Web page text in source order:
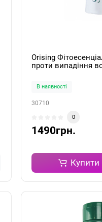
Orising
проти випадіння
В наявності
30710
0
1490грн.
Купити